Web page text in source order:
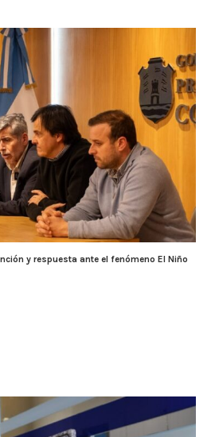
y respuesta ante el fenómeno El Niño